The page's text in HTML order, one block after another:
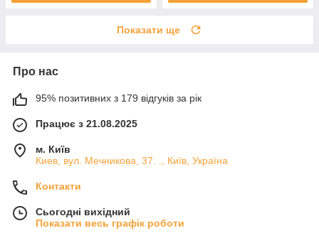
Показати ще
Про нас
95% позитивних з 179 відгуків за рік
Працює з 21.08.2025
м. Київ
Киев, вул. Мечникова, 37. ., Київ, Україна
Контакти
Сьогодні вихідний
Показати весь графік роботи